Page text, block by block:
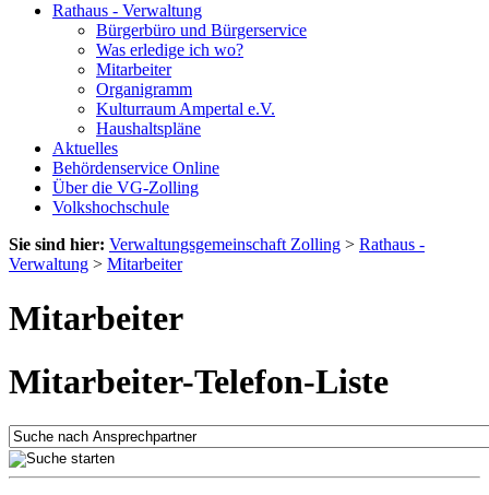
Rathaus - Verwaltung
Bürgerbüro und Bürgerservice
Was erledige ich wo?
Mitarbeiter
Organigramm
Kulturraum Ampertal e.V.
Haushaltspläne
Aktuelles
Behördenservice Online
Über die VG-Zolling
Volkshochschule
Sie sind hier: Verwaltungsgemeinschaft Zolling > Rathaus -
Verwaltung > Mitarbeiter
Mitarbeiter
Mitarbeiter-Telefon-Liste